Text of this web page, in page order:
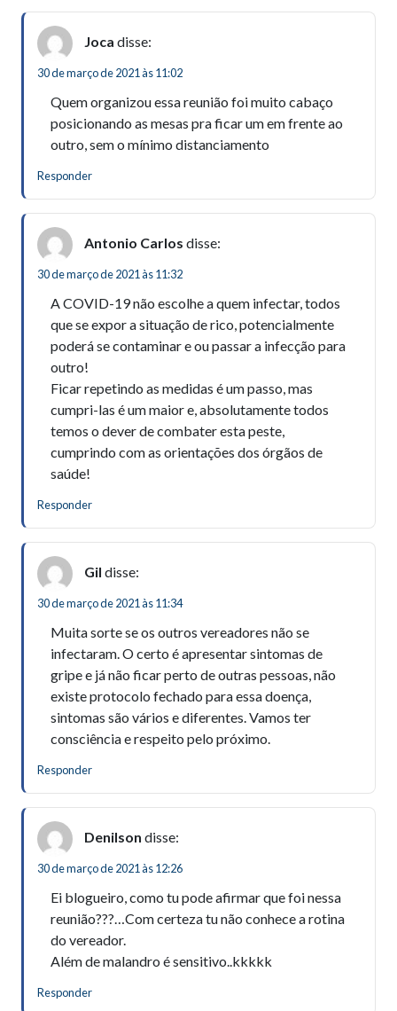
Joca disse:
30 de março de 2021 às 11:02
Quem organizou essa reunião foi muito cabaço
posicionando as mesas pra ficar um em frente ao
outro, sem o mínimo distanciamento
Responder
Antonio Carlos disse:
30 de março de 2021 às 11:32
A COVID-19 não escolhe a quem infectar, todos
que se expor a situação de rico, potencialmente
poderá se contaminar e ou passar a infecção para
outro!
Ficar repetindo as medidas é um passo, mas
cumpri-las é um maior e, absolutamente todos
temos o dever de combater esta peste,
cumprindo com as orientações dos órgãos de
saúde!
Responder
Gil disse:
30 de março de 2021 às 11:34
Muita sorte se os outros vereadores não se
infectaram. O certo é apresentar sintomas de
gripe e já não ficar perto de outras pessoas, não
existe protocolo fechado para essa doença,
sintomas são vários e diferentes. Vamos ter
consciência e respeito pelo próximo.
Responder
Denilson disse:
30 de março de 2021 às 12:26
Ei blogueiro, como tu pode afirmar que foi nessa
reunião???…Com certeza tu não conhece a rotina
do vereador.
Além de malandro é sensitivo..kkkkk
Responder